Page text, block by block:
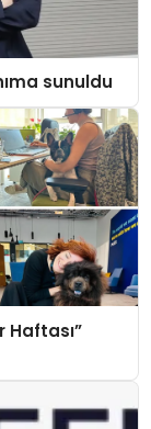
sunuldu
Haftası”